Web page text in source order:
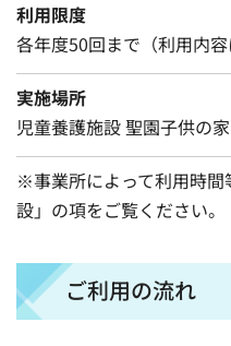
利用限度
各年度50回まで（利用内
実施場所
児童養護施設 聖園子供の
※事業所によって利用時間
設」の項をご覧ください。
ご利用の流れ